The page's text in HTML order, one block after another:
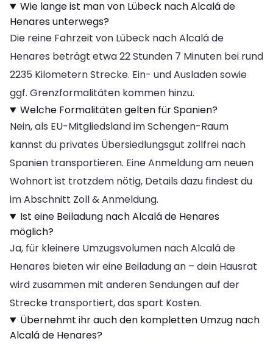
Wie lange ist man von Lübeck nach Alcalá de
Henares unterwegs?
Die reine Fahrzeit von Lübeck nach Alcalá de
Henares beträgt etwa 22 Stunden 7 Minuten bei rund
2235 Kilometern Strecke. Ein- und Ausladen sowie
ggf. Grenzformalitäten kommen hinzu.
Welche Formalitäten gelten für Spanien?
Nein, als EU-Mitgliedsland im Schengen-Raum
kannst du privates Übersiedlungsgut zollfrei nach
Spanien transportieren. Eine Anmeldung am neuen
Wohnort ist trotzdem nötig, Details dazu findest du
im Abschnitt Zoll & Anmeldung.
Ist eine Beiladung nach Alcalá de Henares
möglich?
Ja, für kleinere Umzugsvolumen nach Alcalá de
Henares bieten wir eine Beiladung an – dein Hausrat
wird zusammen mit anderen Sendungen auf der
Strecke transportiert, das spart Kosten.
Übernehmt ihr auch den kompletten Umzug nach
Alcalá de Henares?